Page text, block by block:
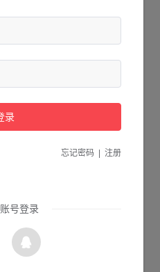
击下面的按钮返回首页。
录
忘记密码 注册
号登录